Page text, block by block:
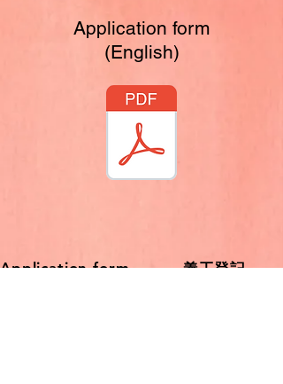
Application form
(English)
Application form ​義工登記